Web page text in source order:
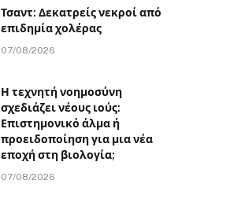
Τσαντ: Δεκατρείς νεκροί από
επιδημία χολέρας
07/08/2026
Η τεχνητή νοημοσύνη
σχεδιάζει νέους ιούς:
Επιστημονικό άλμα ή
προειδοποίηση για μια νέα
εποχή στη βιολογία;
07/08/2026